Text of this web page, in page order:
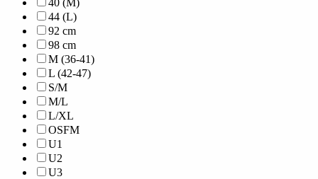
44 (L)
92 cm
98 cm
M (36-41)
L (42-47)
S/M
M/L
L/XL
OSFM
U1
U2
U3